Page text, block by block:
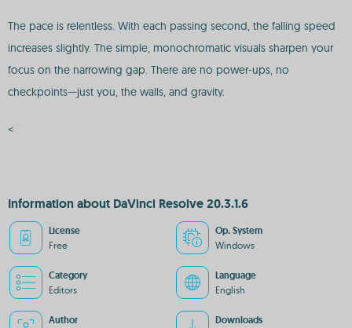
The pace is relentless. With each passing second, the falling speed
increases slightly. The simple, monochromatic visuals sharpen your
focus on the narrowing gap. There are no power-ups, no
checkpoints—just you, the walls, and gravity.
<
Information about DaVinci Resolve 20.3.1.6
License
Free
Op. System
Windows
Category
Editors
Language
English
Author Downloads